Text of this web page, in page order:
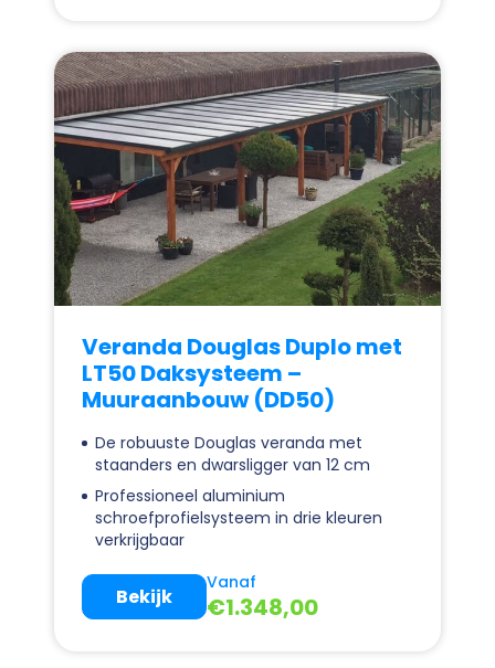
Veranda Douglas Duplo met
LT50 Daksysteem –
Muuraanbouw (DD50)
De robuuste Douglas veranda met
staanders en dwarsligger van 12 cm
Professioneel aluminium
schroefprofielsysteem in drie kleuren
verkrijgbaar
Vanaf
€1.348,00
Bekijk